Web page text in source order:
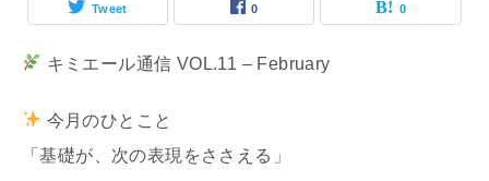
Tweet 0 0
キミエール通信 VOL.11 – February
今月のひとこと
「基礎が、次の表現をささえる」